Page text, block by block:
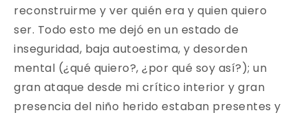
reconstruirme y ver quién era y quien quiero
ser. Todo esto me dejó en un estado de
inseguridad, baja autoestima, y desorden
mental (¿qué quiero?, ¿por qué soy así?); un
gran ataque desde mi crítico interior y gran
presencia del niño herido estaban presentes y